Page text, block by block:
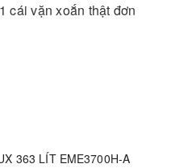
cái vặn xoắn thật đơn
363 LÍT EME3700H-A